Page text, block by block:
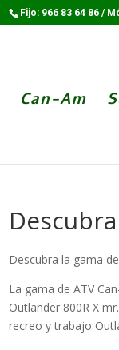
Fijo: 966 83 64 86 /
Can-Am
Descubra la gama
La gama de ATV
Outlander 800R X
recreo y trabajo